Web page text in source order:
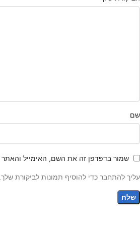
שם
שמור בדפדפן זה את השם, האימייל
עליך להתחבר כדי להוסיף תמונות לביקורת שלך.